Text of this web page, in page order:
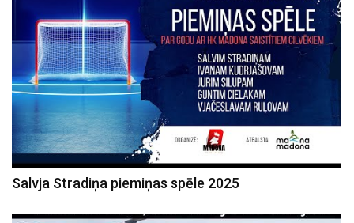
Salvja Stradiņa piemiņas spēle 2025